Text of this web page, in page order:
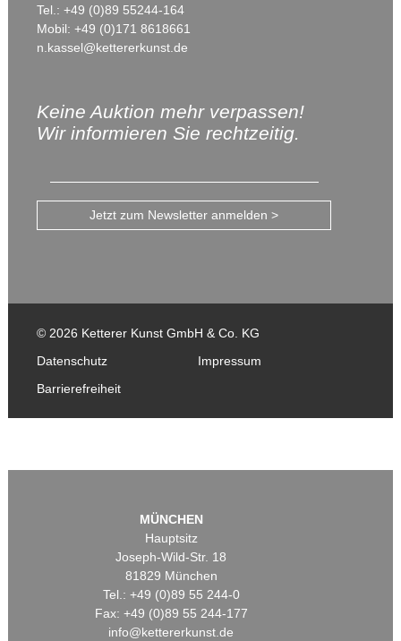
Tel.: +49 (0)89 55244-164
Mobil: +49 (0)171 8618661
n.kassel@kettererkunst.de
Keine Auktion mehr verpassen!
Wir informieren Sie rechtzeitig.
Jetzt zum Newsletter anmelden >
© 2026 Ketterer Kunst GmbH & Co. KG
Datenschutz
Impressum
Barrierefreiheit
MÜNCHEN
Hauptsitz
Joseph-Wild-Str. 18
81829 München
Tel.: +49 (0)89 55 244-0
Fax: +49 (0)89 55 244-177
info@kettererkunst.de